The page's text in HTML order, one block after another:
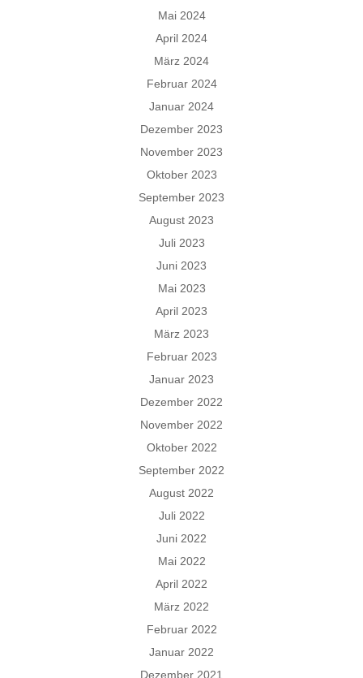
Mai 2024
April 2024
März 2024
Februar 2024
Januar 2024
Dezember 2023
November 2023
Oktober 2023
September 2023
August 2023
Juli 2023
Juni 2023
Mai 2023
April 2023
März 2023
Februar 2023
Januar 2023
Dezember 2022
November 2022
Oktober 2022
September 2022
August 2022
Juli 2022
Juni 2022
Mai 2022
April 2022
März 2022
Februar 2022
Januar 2022
Dezember 2021